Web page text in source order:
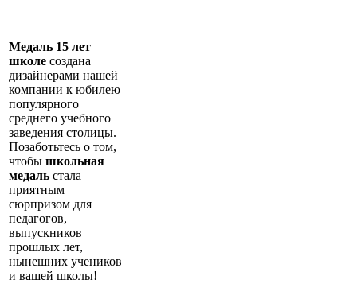
Медаль 15 лет
школе создана
дизайнерами нашей
компании к юбилею
популярного
среднего учебного
заведения столицы.
Позаботьтесь о том,
чтобы школьная
медаль стала
приятным
сюрпризом для
педагогов,
выпускников
прошлых лет,
нынешних учеников
и вашей школы!